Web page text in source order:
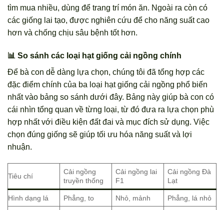
tìm mua nhiều, dùng để trang trí món ăn. Ngoài ra còn có
các giống lai tạo, được nghiên cứu để cho năng suất cao
hơn và chống chịu sâu bệnh tốt hơn.
📊 So sánh các loại hạt giống cải ngồng chính
Để bà con dễ dàng lựa chọn, chúng tôi đã tổng hợp các
đặc điểm chính của ba loại hạt giống cải ngồng phổ biến
nhất vào bảng so sánh dưới đây. Bảng này giúp bà con có
cái nhìn tổng quan về từng loại, từ đó đưa ra lựa chọn phù
hợp nhất với điều kiện đất đai và mục đích sử dụng. Việc
chọn đúng giống sẽ giúp tối ưu hóa năng suất và lợi
nhuận.
Tiêu chí
Cải ngồng
truyền thống
Cải ngồng lai
F1
Cải ngồng Đà
Lạt
Hình dạng lá Phẳng, to Nhỏ, mảnh Phẳng, lá nhỏ